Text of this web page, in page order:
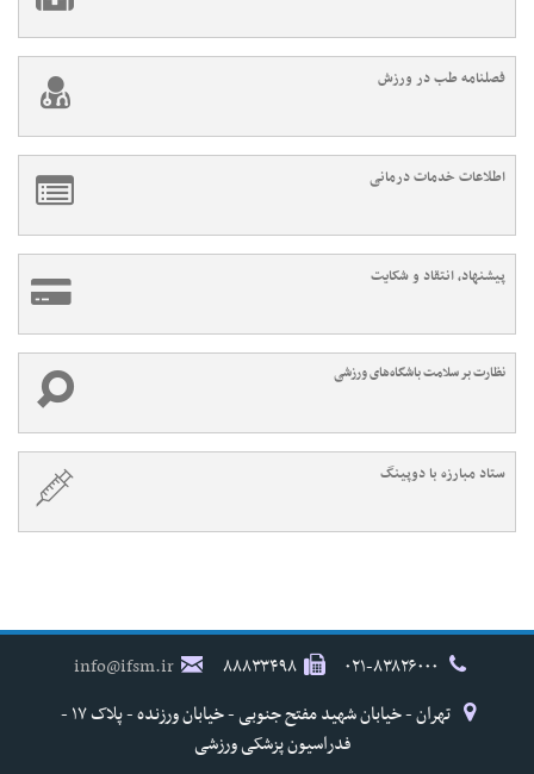
فصلنامه طب در ورزش
اطلاعات خدمات درمانی
پیشنهاد، انتقاد و شکایت
نظارت بر سلامت باشگاه‌های ورزشی
ستاد مبارزه با دوپینگ
۸۸۸۳۳۴۹۸
info@ifsm.ir
تهران - خیابان شهید مفتح جنوبی - خیابان ورزنده - پلاک ۱۷ -
فدراسیون پزشکی ورزشی